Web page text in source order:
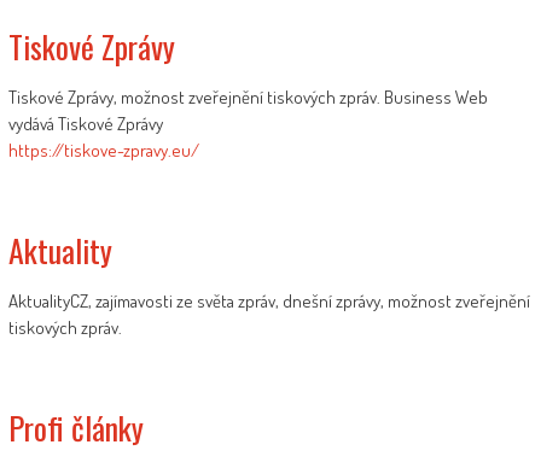
Tiskové Zprávy
Tiskové Zprávy, možnost zveřejnění tiskových zpráv. Business Web
vydává Tiskové Zprávy
https://tiskove-zpravy.eu/
Aktuality
AktualityCZ, zajímavosti ze světa zpráv, dnešní zprávy, možnost zveřejnění
tiskových zpráv.
Profi články